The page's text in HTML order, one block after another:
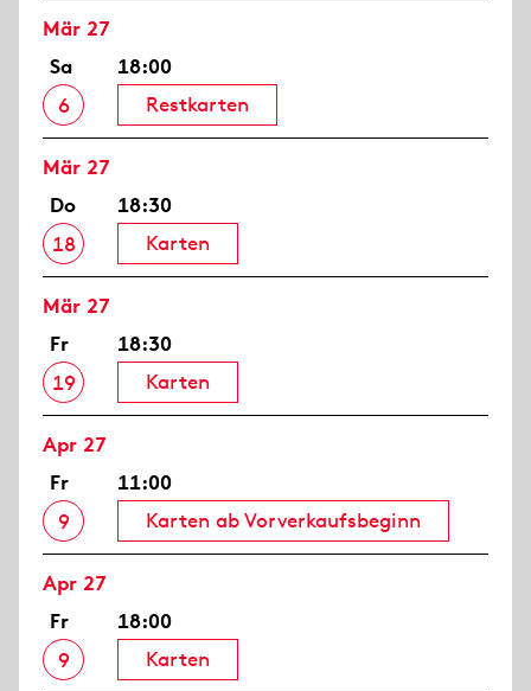
Mär 27
Sa
6
18:00
Restkarten
Mär 27
Do
18
18:30
Karten
Mär 27
Fr
19
18:30
Karten
Apr 27
Fr
9
11:00
Karten ab Vorverkaufsbeginn
Apr 27
Fr
9
18:00
Karten